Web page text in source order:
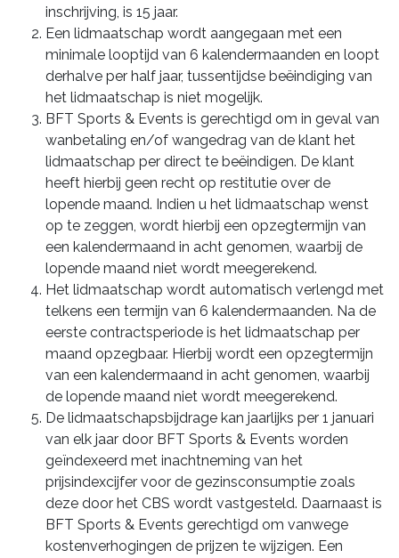
inschrijving, is 15 jaar.
Een lidmaatschap wordt aangegaan met een
minimale looptijd van 6 kalendermaanden en loopt
derhalve per half jaar, tussentijdse beëindiging van
het lidmaatschap is niet mogelijk.
BFT Sports & Events is gerechtigd om in geval van
wanbetaling en/of wangedrag van de klant het
lidmaatschap per direct te beëindigen. De klant
heeft hierbij geen recht op restitutie over de
lopende maand. Indien u het lidmaatschap wenst
op te zeggen, wordt hierbij een opzegtermijn van
een kalendermaand in acht genomen, waarbij de
lopende maand niet wordt meegerekend.
Het lidmaatschap wordt automatisch verlengd met
telkens een termijn van 6 kalendermaanden. Na de
eerste contractsperiode is het lidmaatschap per
maand opzegbaar. Hierbij wordt een opzegtermijn
van een kalendermaand in acht genomen, waarbij
de lopende maand niet wordt meegerekend.
De lidmaatschapsbijdrage kan jaarlijks per 1 januari
van elk jaar door BFT Sports & Events worden
geïndexeerd met inachtneming van het
prijsindexcijfer voor de gezinsconsumptie zoals
deze door het CBS wordt vastgesteld. Daarnaast is
BFT Sports & Events gerechtigd om vanwege
kostenverhogingen de prijzen te wijzigen. Een